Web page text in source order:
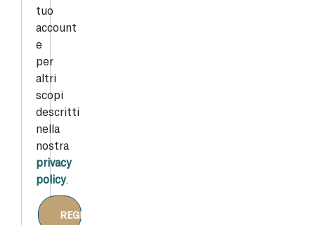
tuo
account
e
per
altri
scopi
descritti
nella
nostra
privacy
policy.
REGISTRATI